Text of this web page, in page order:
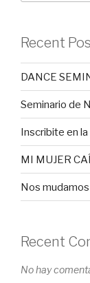
Recent
DANCE
Seminario de
Inscribite en
MI MUJER
Nos
Recent
No hay